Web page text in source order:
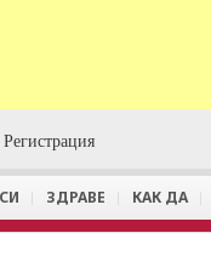
Регистрация
ЗДРАВЕ КАК ДА